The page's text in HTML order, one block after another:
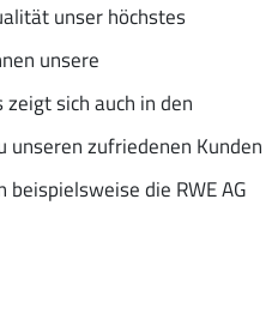
unser höchstes
unsere
zeigt sich auch in den
unseren zufriedenen Kunden
die RWE AG